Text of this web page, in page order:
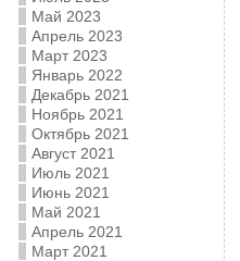
Май 2023
Апрель 2023
Март 2023
Январь 2022
Декабрь 2021
Ноябрь 2021
Октябрь 2021
Август 2021
Июль 2021
Июнь 2021
Май 2021
Апрель 2021
Март 2021